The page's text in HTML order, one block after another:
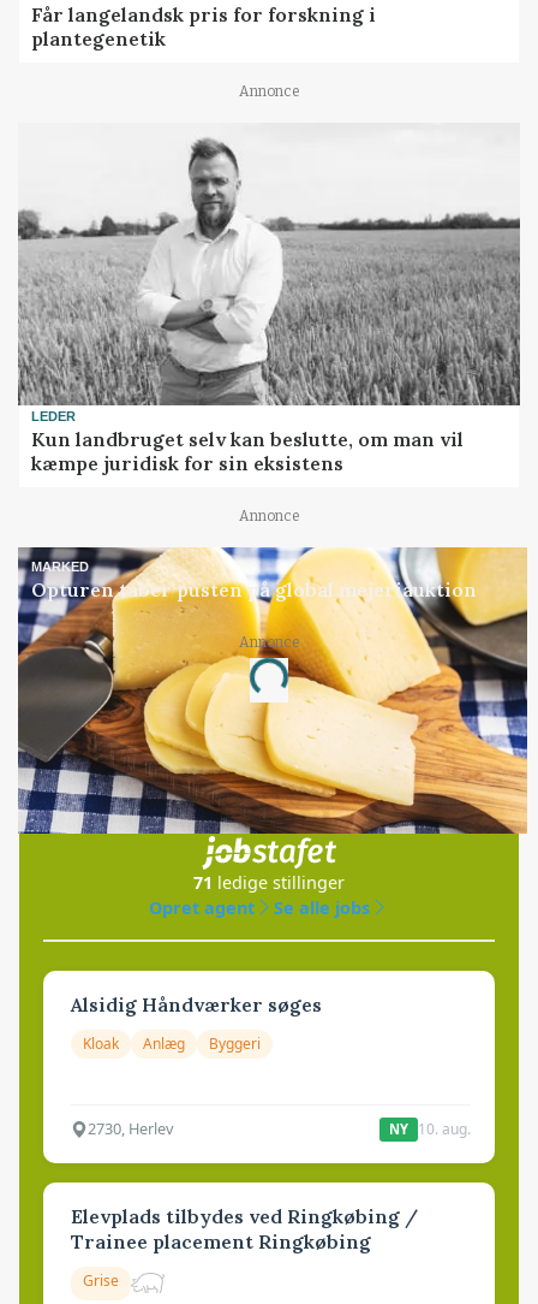
Får langelandsk pris for forskning i
plantegenetik
Annonce
LEDER
Kun landbruget selv kan beslutte, om man vil
kæmpe juridisk for sin eksistens
Annonce
MARKED
Opturen taber pusten på global mejeriauktion
Annonce
Loading...
Jobs
i samarbejde med
71 ledige stillinger
Opret agent
Se alle jobs
Alsidig Håndværker søges
Kloak Anlæg Byggeri
2730, Herlev NY 10. aug.
Elevplads tilbydes ved Ringkøbing /
Trainee placement Ringkøbing
Grise